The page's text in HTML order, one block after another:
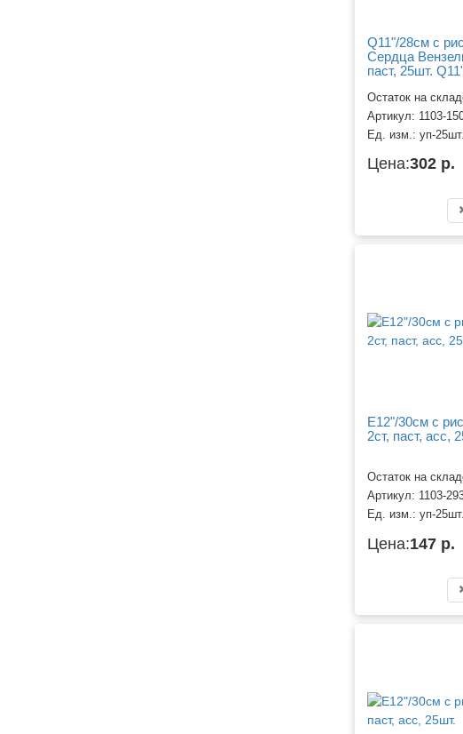
Q11"/28см с
Сердца
паст, 25шт.
Остаток на
Артикул: 1103-
Ед. изм.: уп-25шт.
Цена:302 р.
Е12"/30см с
2ст, паст, асс,
Остаток на
Артикул: 1103-
Ед. изм.: уп-25шт.
Цена:147 р.